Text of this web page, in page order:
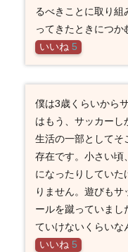
るべきことに取り組
ってきたときにつか
いいね 5
僕は3歳くらいから
はもう、サッカーし
生活の一部としてそ
存在です。小さい頃
になったりしていた
りません。遊びも
ールを蹴っていまし
ていけないくらいな
いいね 5